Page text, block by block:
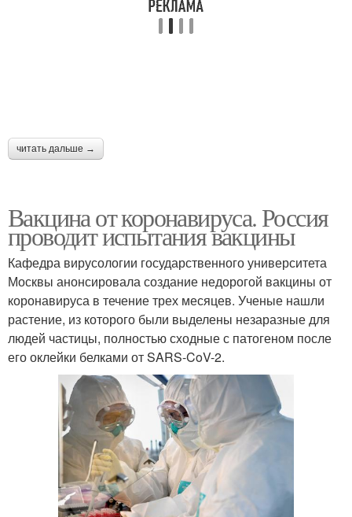
читать дальше →
Вакцина от коронавируса. Россия
проводит испытания вакцины
Кафедра вирусологии государственного университета
Москвы анонсировала создание недорогой вакцины от
коронавируса в течение трех месяцев. Ученые нашли
растение, из которого были выделены незаразные для
людей частицы, полностью сходные с патогеном после
его оклейки белками от SARS-CoV-2.